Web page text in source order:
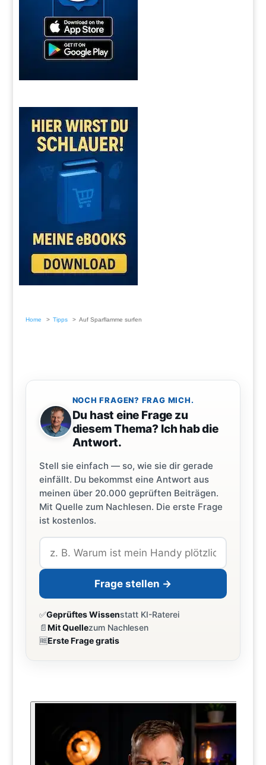
Home Tipps Auf Sparflamme surfen
NOCH FRAGEN? FRAG MICH.
Du hast eine Frage zu
diesem Thema? Ich hab die
Antwort.
Stell sie einfach — so, wie sie dir gerade
einfällt. Du bekommst eine Antwort aus
meinen über 20.000 geprüften Beiträgen.
Mit Quelle zum Nachlesen. Die erste Frage
ist kostenlos.
Frage stellen →
✅Geprüftes Wissenstatt KI-Raterei
📄Mit Quellezum Nachlesen
🆓Erste Frage gratis